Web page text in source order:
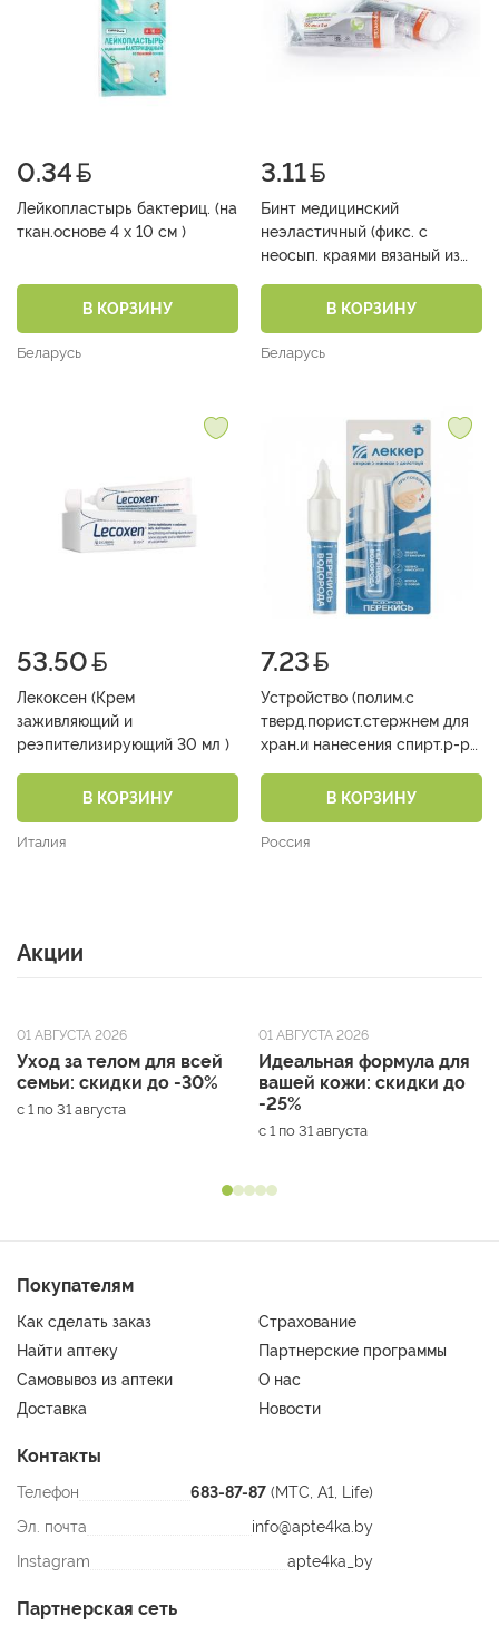
0.34
Лейкопластырь бактериц. (на
ткан.основе 4 х 10 см )
В КОРЗИНУ
Беларусь
3.11
Бинт медицинский
неэластичный (фикс. с
неосып. краями вязаный из
(100%) 100мм*5м )
В КОРЗИНУ
Беларусь
53.50
Лекоксен (Крем
заживляющий и
реэпителизирующий 30 мл )
В КОРЗИНУ
Италия
7.23
Устройство (полим.с
тверд.порист.стержнем для
хран.и нанесения спирт.р-ра
-ЛЕККЕР®(тип3) 5 мл )
В КОРЗИНУ
Россия
Акции
01 АВГУСТА 2026
Уход за телом для всей
семьи: скидки до -30%
с 1 по 31 августа
01 АВГУСТА 2026
Идеальная формула для
вашей кожи: скидки до
-25%
с 1 по 31 августа
Покупателям
Как сделать заказ
Страхование
Найти аптеку
Партнерские программы
Самовывоз из аптеки
О нас
Доставка
Новости
Контакты
Телефон 683-87-87 (МТС, A1, Life)
Эл. почта
info@apte4ka.by
Instagram
apte4ka_by
Партнерская сеть